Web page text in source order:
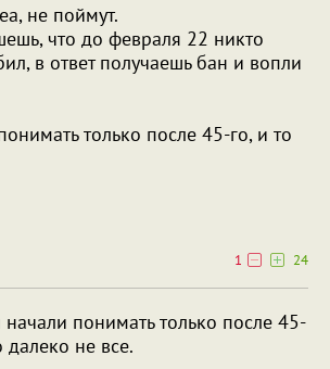
не поймут.
что до февраля 22 никто
в ответ получаешь бан и вопли
только после 45-го, и то
1
24
понимать только после 45-
далеко не все.